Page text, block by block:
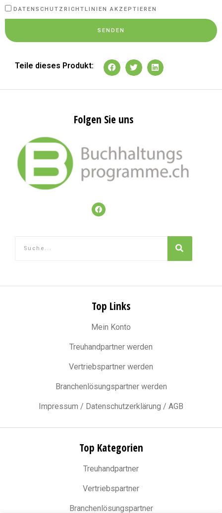
DATENSCHUTZRICHTLINIEN AKZEPTIEREN
SENDEN
Teile dieses Produkt:
Folgen Sie uns
Top Links
Mein Konto
Treuhandpartner werden
Vertriebspartner werden
Branchenlösungspartner werden
Impressum / Datenschutzerklärung / AGB
Top Kategorien
Treuhandpartner
Vertriebspartner
Branchenlösungspartner